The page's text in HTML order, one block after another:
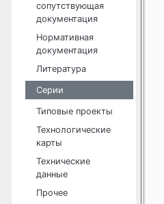
сопутствующая
документация
Нормативная
документация
Литература
Серии
Типовые проекты
Технологические
карты
Технические
данные
Прочее